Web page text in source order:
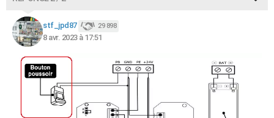
stf_jpd87 29 898
8 avr. 2023 à 17:51